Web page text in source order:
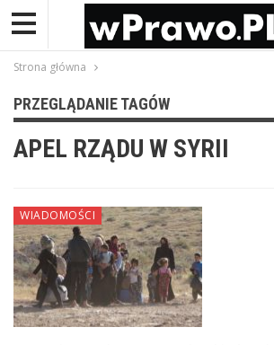
Strona główna
PRZEGLĄDANIE TAGÓW
APEL RZĄDU W SYRII
WIADOMOŚCI